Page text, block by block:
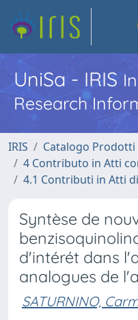
UniSa - IRIS
Research
IRIS
Catalogo Prodotti
4 Contributo in Atti
4.1 Contributi in Atti
Syntèse de
d'intérét dans
analogues de
SATURNINO,